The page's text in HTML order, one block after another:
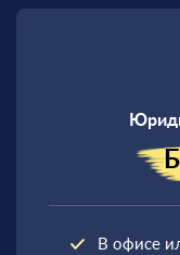
В офисе